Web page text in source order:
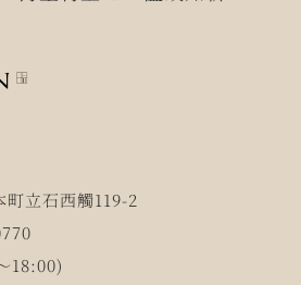
立石西觸119-2
18:00)